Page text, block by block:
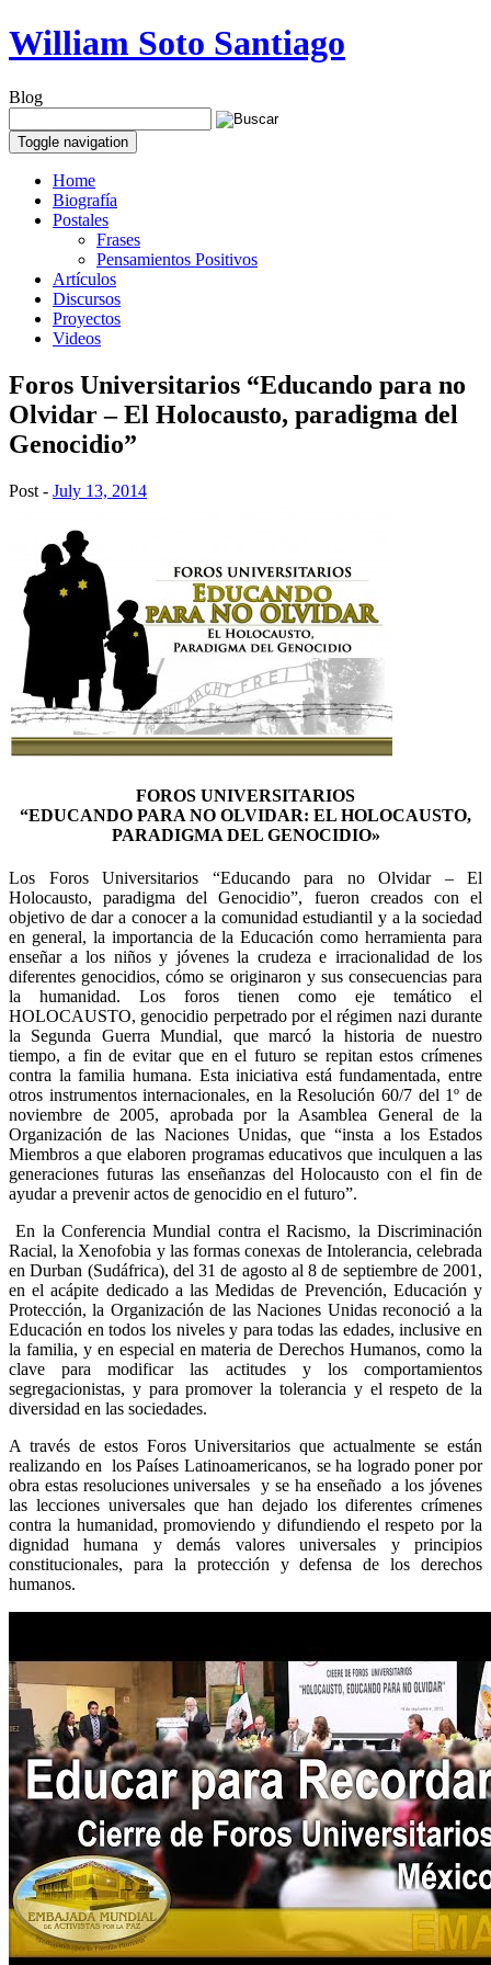
William Soto Santiago
Blog
Toggle navigation
Home
Biografía
Postales
Frases
Pensamientos Positivos
Artículos
Discursos
Proyectos
Videos
Foros Universitarios “Educando para no
Olvidar – El Holocausto, paradigma del
Genocidio”
Post - July 13, 2014
FOROS UNIVERSITARIOS
“EDUCANDO PARA NO OLVIDAR: EL HOLOCAUSTO,
PARADIGMA DEL GENOCIDIO»
Los Foros Universitarios “Educando para no Olvidar – El
Holocausto, paradigma del Genocidio”, fueron creados con el
objetivo de dar a conocer a la comunidad estudiantil y a la sociedad
en general, la importancia de la Educación como herramienta para
enseñar a los niños y jóvenes la crudeza e irracionalidad de los
diferentes genocidios, cómo se originaron y sus consecuencias para
la humanidad. Los foros tienen como eje temático el
HOLOCAUSTO, genocidio perpetrado por el régimen nazi durante
la Segunda Guerra Mundial, que marcó la historia de nuestro
tiempo, a fin de evitar que en el futuro se repitan estos crímenes
contra la familia humana. Esta iniciativa está fundamentada, entre
otros instrumentos internacionales, en la Resolución 60/7 del 1º de
noviembre de 2005, aprobada por la Asamblea General de la
Organización de las Naciones Unidas, que “insta a los Estados
Miembros a que elaboren programas educativos que inculquen a las
generaciones futuras las enseñanzas del Holocausto con el fin de
ayudar a prevenir actos de genocidio en el futuro”.
En la Conferencia Mundial contra el Racismo, la Discriminación
Racial, la Xenofobia y las formas conexas de Intolerancia, celebrada
en Durban (Sudáfrica), del 31 de agosto al 8 de septiembre de 2001,
en el acápite dedicado a las Medidas de Prevención, Educación y
Protección, la Organización de las Naciones Unidas reconoció a la
Educación en todos los niveles y para todas las edades, inclusive en
la familia, y en especial en materia de Derechos Humanos, como la
clave para modificar las actitudes y los comportamientos
segregacionistas, y para promover la tolerancia y el respeto de la
diversidad en las sociedades.
A través de estos Foros Universitarios que actualmente se están
realizando en los Países Latinoamericanos, se ha logrado poner por
obra estas resoluciones universales y se ha enseñado a los jóvenes
las lecciones universales que han dejado los diferentes crímenes
contra la humanidad, promoviendo y difundiendo el respeto por la
dignidad humana y demás valores universales y principios
constitucionales, para la protección y defensa de los derechos
humanos.